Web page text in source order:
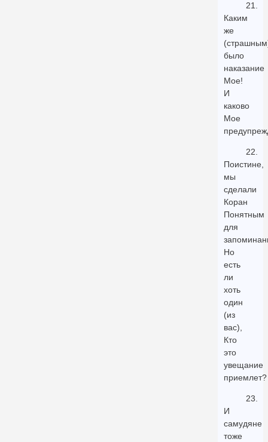
21.
Каким
же
было
наказание
Мое!
И
каково
Мое
22.
Поистине,
мы
сделали
Коран
Понятным
для
Но
есть
ли
хоть
один
(из
вас),
Кто
это
увещание
приемлет?
23.
И
самудяне
тоже